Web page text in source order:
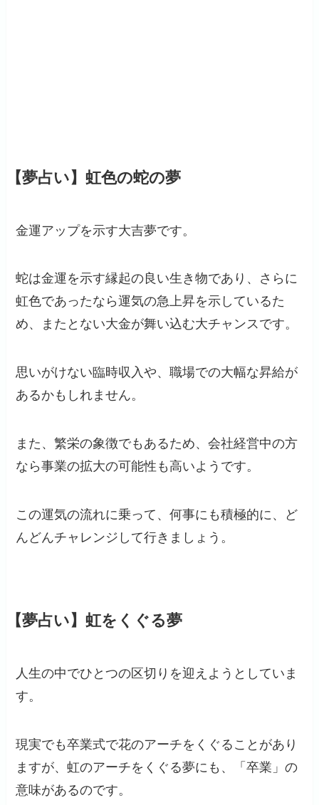
【夢占い】虹色の蛇の夢
金運アップを示す大吉夢です。
蛇は金運を示す縁起の良い生き物であり、さらに
虹色であったなら運気の急上昇を示しているた
め、またとない大金が舞い込む大チャンスです。
思いがけない臨時収入や、職場での大幅な昇給が
あるかもしれません。
また、繁栄の象徴でもあるため、会社経営中の方
なら事業の拡大の可能性も高いようです。
この運気の流れに乗って、何事にも積極的に、ど
んどんチャレンジして行きましょう。
【夢占い】虹をくぐる夢
人生の中でひとつの区切りを迎えようとしていま
す。
現実でも卒業式で花のアーチをくぐることがあり
ますが、虹のアーチをくぐる夢にも、「卒業」の
意味があるのです。